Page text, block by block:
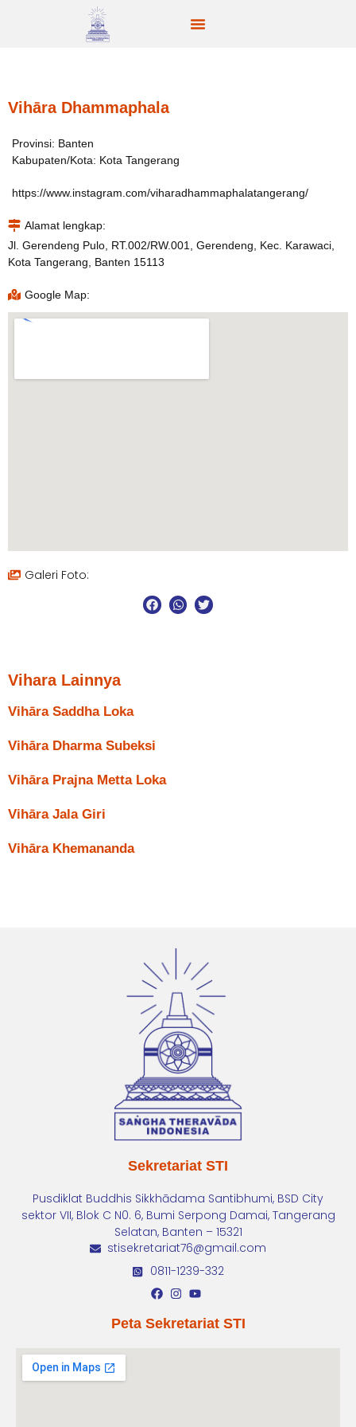
Vihāra Dhammaphala
Provinsi: Banten
Kabupaten/Kota: Kota Tangerang
https://www.instagram.com/viharadhammaphalatangerang/
Alamat lengkap:
Jl. Gerendeng Pulo, RT.002/RW.001, Gerendeng, Kec. Karawaci,
Kota Tangerang, Banten 15113
Google Map:
Galeri Foto:
Vihara Lainnya
Vihāra Saddha Loka
Vihāra Dharma Subeksi
Vihāra Prajna Metta Loka
Vihāra Jala Giri
Vihāra Khemananda
Sekretariat STI
Pusdiklat Buddhis Sikkhādama Santibhumi, BSD City
sektor VII, Blok C N0. 6, Bumi Serpong Damai, Tangerang
Selatan, Banten – 15321
stisekretariat76@gmail.com
0811-1239-332
Peta Sekretariat STI